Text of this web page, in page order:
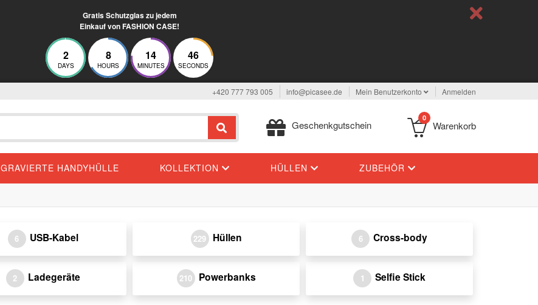
Gratis Schutzglas zu jedem
Einkauf von FASHION CASE!
2
DAYS
8
HOURS
14
MINUTES
46
SECONDS
+420 777 793 005 info@picasee.de Mein Benutzerkonto Anmelden
Geschenkgutschein
0
Warenkorb
GRAVIERTE HANDYHÜLLE KOLLEKTION HÜLLEN ZUBEHÖR
6 USB-Kabel 229 Hüllen 6 Cross-body
2 Ladegeräte 210 Powerbanks 1 Selfie Stick